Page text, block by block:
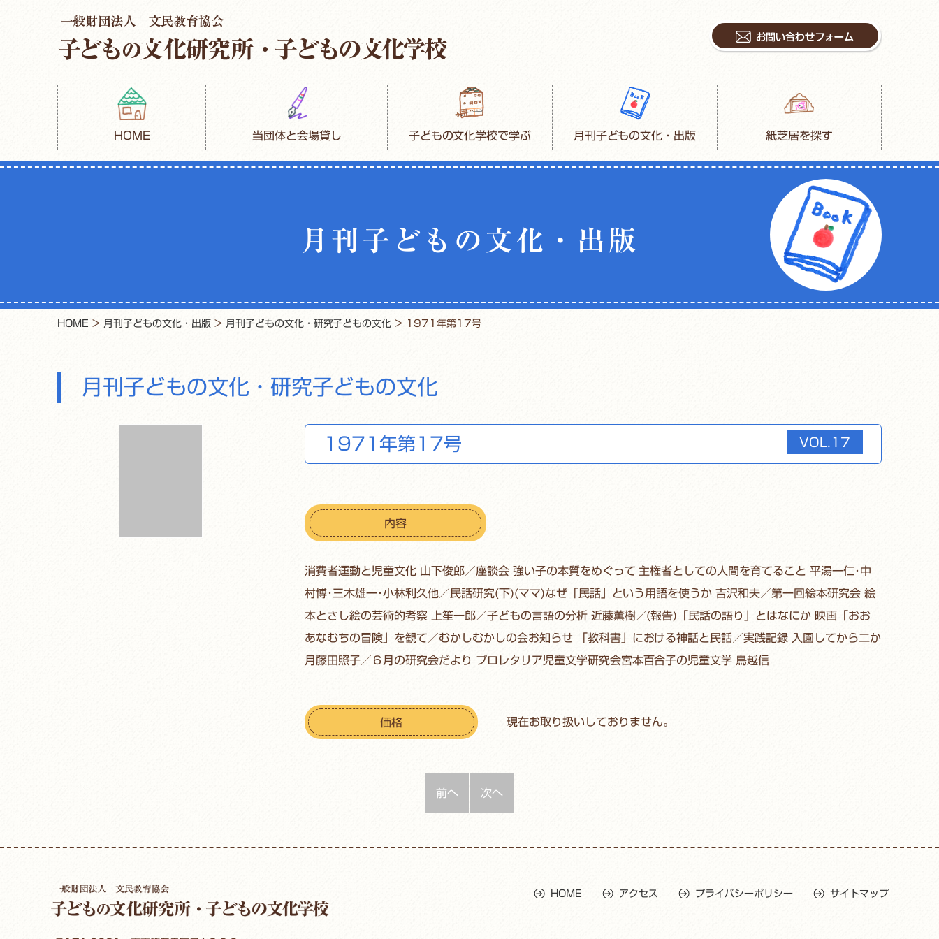
HOME 当団体と会場貸し 子どもの文化学校で学ぶ 月刊子どもの文化・出版 紙芝居を探す
月刊子どもの文化・出版
HOME > 月刊子どもの文化・出版 > 月刊子どもの文化・研究子どもの文化 > 1971年第17号
月刊子どもの文化・研究子どもの文化
1971年第17号 VOL.17
内容
消費者運動と児童文化 山下俊郎／座談会 強い子の本質をめぐって 主権者としての人間を育てること 平湯一仁･中
村博･三木雄一･小林利久他／民話研究(下)(ママ)なぜ「民話」という用語を使うか 吉沢和夫／第一回絵本研究会 絵
本とさし絵の芸術的考察 上笙一郎／子どもの言語の分析 近藤薫樹／(報告)「民話の語り」とはなにか 映画「おお
あなむちの冒険」を観て／むかしむかしの会お知らせ 「教科書」における神話と民話／実践記録 入園してから二か
月藤田照子／６月の研究会だより プロレタリア児童文学研究会宮本百合子の児童文学 鳥越信
価格 現在お取り扱いしておりません。
前へ 次へ
HOME アクセス プライバシーポリシー サイトマップ